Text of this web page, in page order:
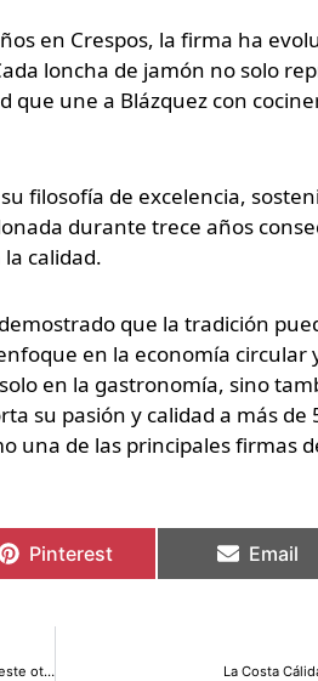
en Crespos, la firma ha
loncha de jamón no solo
une a Blázquez con
filosofía de excelencia,
durante trece años
calidad.
que la tradición
en la economía circular
en la gastronomía, sino
su pasión y calidad a más de
una de las principales firmas
Pinterest Email
Hotel Spa Niwa, el refugio wellness para recargar cuerpo y mente este otoño La Costa